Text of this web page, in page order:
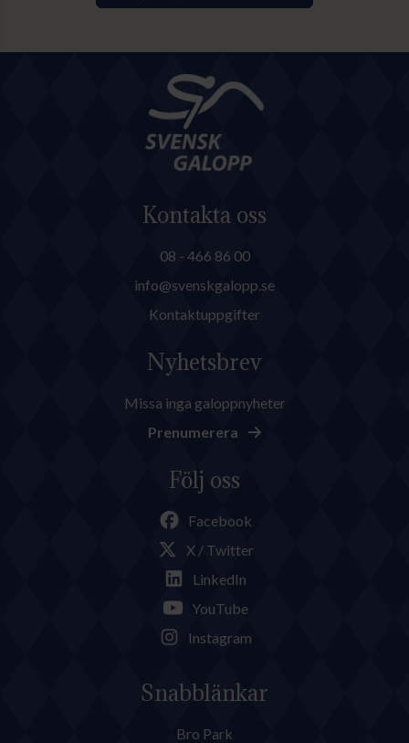
Kontakta oss
08 - 466 86 00
info@svenskgalopp.se
Kontaktuppgifter
Nyhetsbrev
Missa inga galoppnyheter
Prenumerera
Följ oss
Facebook
X / Twitter
LinkedIn
YouTube
Instagram
Snabblänkar
Bro Park